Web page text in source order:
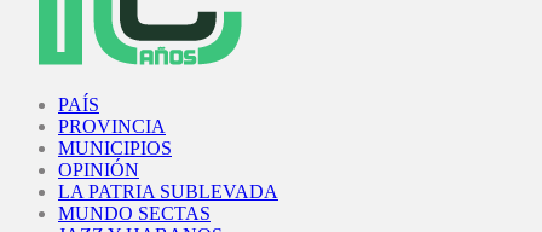
PAÍS
PROVINCIA
MUNICIPIOS
OPINIÓN
LA PATRIA SUBLEVADA
MUNDO SECTAS